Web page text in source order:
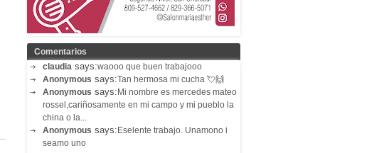
Comentarios
claudia says:waooo que buen trabajooo
Anonymous says:Tan hermosa mi cucha 💘🙌
Anonymous says:Mi nombre es mercedes mateo
rossel,cariñosamente en mi campo y mi pueblo la
china o la...
Anonymous says:Eselente trabajo. Unamono i
seamo uno